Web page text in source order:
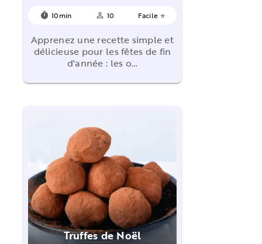
timer 10min person_outline 10 Facile ⭐
Apprenez une recette simple et
délicieuse pour les fêtes de fin
d'année : les o…
Truffes de Noël